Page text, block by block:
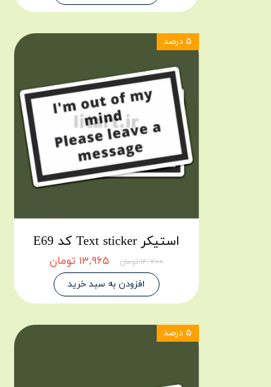
استیکر Text sticker کد E69
۱۴,۷۰۰ تومان ۱۳,۹۶۵ تومان
افزودن به سبد خرید
۵ درصد
۵ درصد